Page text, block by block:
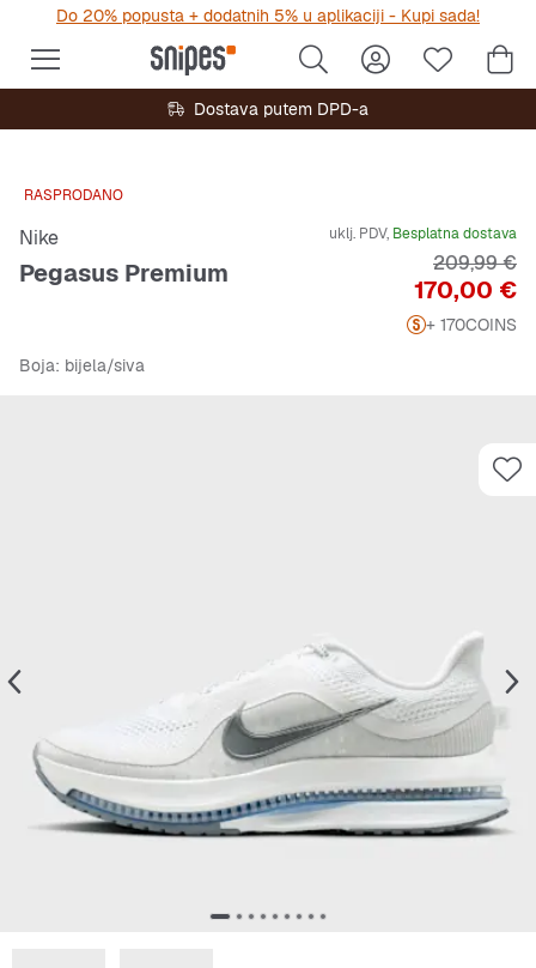
Do 20% popusta + dodatnih 5% u aplikaciji - Kupi sada!
Dostava putem DPD-a
RASPRODANO
Nike
Pegasus Premium
uklj. PDV, Besplatna dostava
Cijena
170,00 €
Originalna
209,99 €
+ 170COINS
Boja: bijela/siva